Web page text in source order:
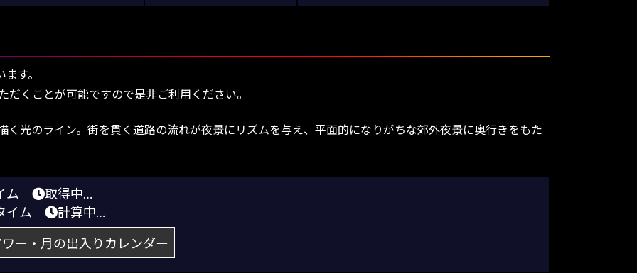
す。
だくことが可能ですので是非ご利用ください。
く光のライン。街を貫く道路の流れが夜景にリズムを与え、平面的になりがちな郊外夜景に奥行きをもた
ム
取得中…
イム
計算中…
ー・月の出入りカレンダー